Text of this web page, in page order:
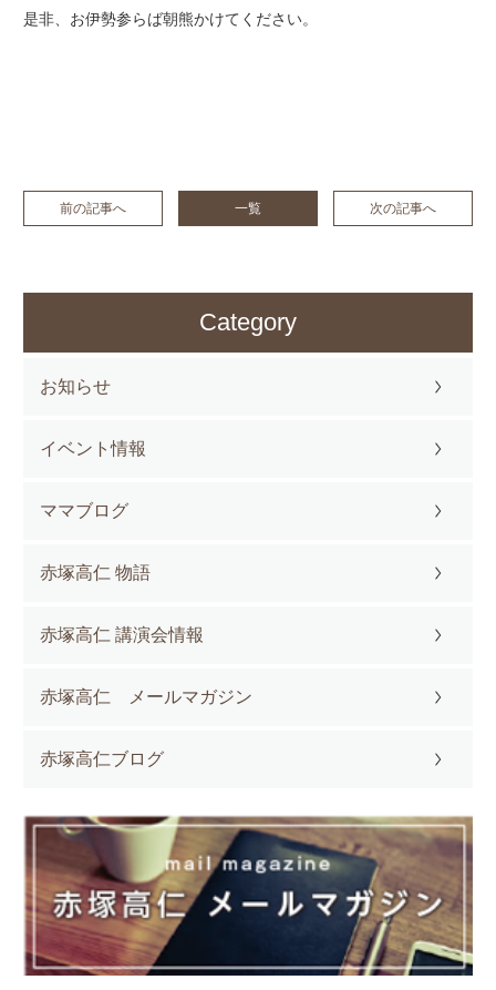
是非、お伊勢参らば朝熊かけてください。
前の記事へ 一覧 次の記事へ
Category
お知らせ
イベント情報
ママブログ
赤塚高仁 物語
赤塚高仁 講演会情報
赤塚高仁 メールマガジン
赤塚高仁ブログ